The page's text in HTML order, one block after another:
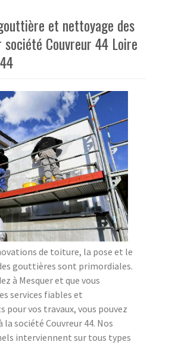
et nettoyage des
Couvreur 44 Loire
de toiture, la pose et le
gouttières sont primordiales.
à Mesquer et que vous
services fiables et
pour vos travaux, vous pouvez
la société Couvreur 44. Nos
interviennent sur tous types